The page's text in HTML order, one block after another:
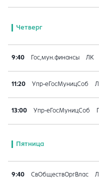
Четверг
9:40 Гос,мун.финансы ЛК
11:20 Упр-еГосМуницСоб
13:00 Упр-еГосМуницСоб
Пятница
9:40 СвОбществОргВлас